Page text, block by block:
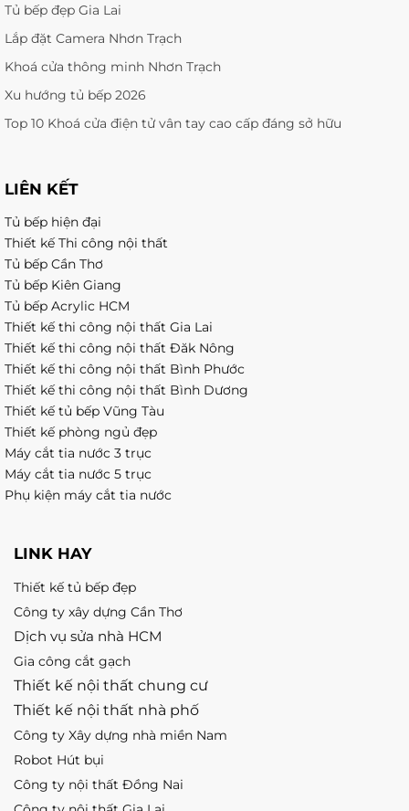
Tủ bếp đẹp Gia Lai
Lắp đặt Camera Nhơn Trạch
Khoá cửa thông minh Nhơn Trạch
Xu hướng tủ bếp 2026
Top 10 Khoá cửa điện tử vân tay cao cấp đáng sở hữu
LIÊN KẾT
Tủ bếp hiện đại
Thiết kế Thi công nội thất
Tủ bếp Cần Thơ
Tủ bếp Kiên Giang
Tủ bếp Acrylic HCM
Thiết kế thi công nội thất Gia Lai
Thiết kế thi công nội thất Đăk Nông
Thiết kế thi công nội thất Bình Phước
Thiết kế thi công nội thất Bình Dương
Thiết kế tủ bếp Vũng Tàu
Thiết kế phòng ngủ đẹp
Máy cắt tia nước 3 trục
Máy cắt tia nước 5 trục
Phụ kiện máy cắt tia nước
LINK HAY
Thiết kế tủ bếp đẹp
Công ty xây dựng Cần Thơ
Dịch vụ sửa nhà HCM
Gia công cắt gạch
Thiết kế nội thất chung cư
Thiết kế nội thất nhà phố
Công ty Xây dựng nhà miền Nam
Robot Hút bụi
Công ty nội thất Đồng Nai